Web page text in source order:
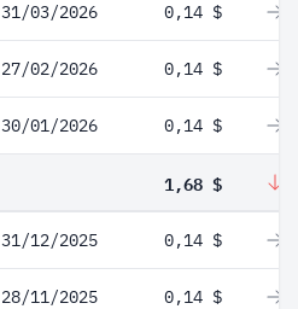
31/03/2026 0,14 $
27/02/2026 0,14 $
30/01/2026 0,14 $
1,68 $
31/12/2025 0,14 $
28/11/2025 0,14 $